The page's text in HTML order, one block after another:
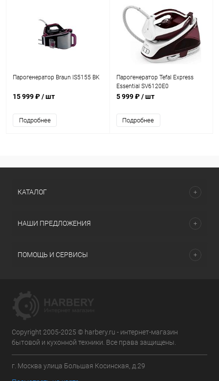
Парогенератор Braun IS5155 BK
15 999 ₽/ шт
Подробнее
Парогенератор Tefal Express
Essential SV6120E0
5 999 ₽/ шт
Подробнее
КАТАЛОГ
НАШИ ПРЕДЛОЖЕНИЯ
ПОМОЩЬ И СЕРВИСЫ
Copyright 2005-2025 © harbery.ru - интернет-магазин
бытовой и кухонной техники. Все права защищены.
г. Москва улица Большая Косинская, д.29